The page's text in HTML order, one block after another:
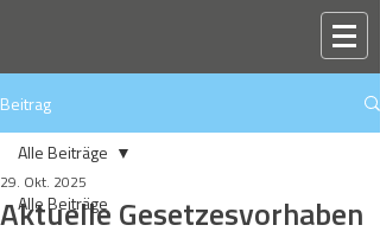
Beitrag
Alle Beiträge
Alle Beiträge
Aktuelle Gesetzesvorhaben
29. Okt. 2025